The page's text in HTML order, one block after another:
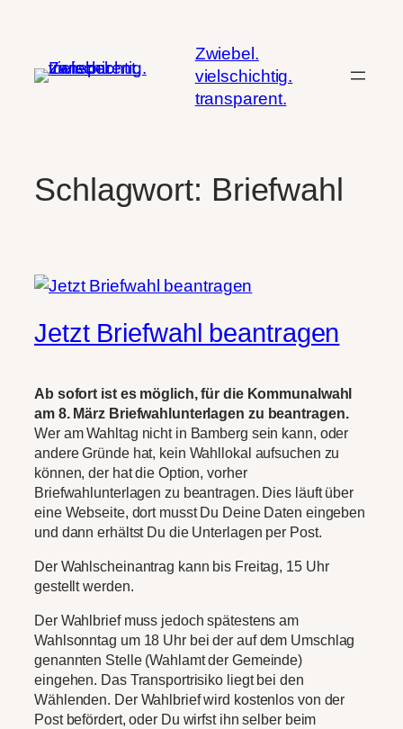
springen
Zwiebel.
vielschichtig.
transparent.
Schlagwort: Briefwahl
Jetzt Briefwahl beantragen
Ab sofort ist es möglich, für die Kommunalwahl
am 8. März Briefwahlunterlagen zu beantragen.
Wer am Wahltag nicht in Bamberg sein kann, oder
andere Gründe hat, kein Wahllokal aufsuchen zu
können, der hat die Option, vorher
Briefwahlunterlagen zu beantragen. Dies läuft über
eine Webseite, dort musst Du Deine Daten eingeben
und dann erhältst Du die Unterlagen per Post.
Der Wahlscheinantrag kann bis Freitag, 15 Uhr
gestellt werden.
Der Wahlbrief muss jedoch spätestens am
Wahlsonntag um 18 Uhr bei der auf dem Umschlag
genannten Stelle (Wahlamt der Gemeinde)
eingehen. Das Transportrisiko liegt bei den
Wählenden. Der Wahlbrief wird kostenlos von der
Post befördert, oder Du wirfst ihn selber beim